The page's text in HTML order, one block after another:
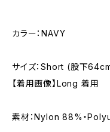
カラー：NAVY
サイズ：Short (股下
【着用画像】Long 着用
素材：Nylon 88%・